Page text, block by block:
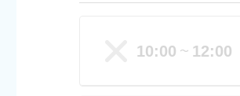
10:00 〜 12:00